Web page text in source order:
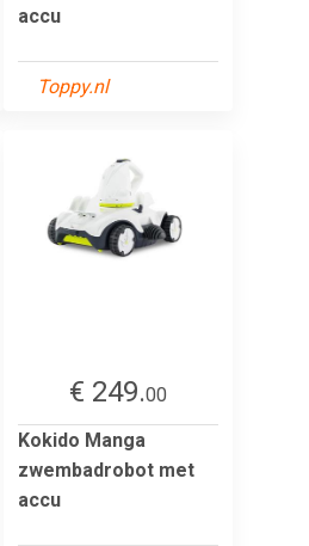
accu
Toppy.nl
€ 249.00
Kokido Manga
zwembadrobot met
accu